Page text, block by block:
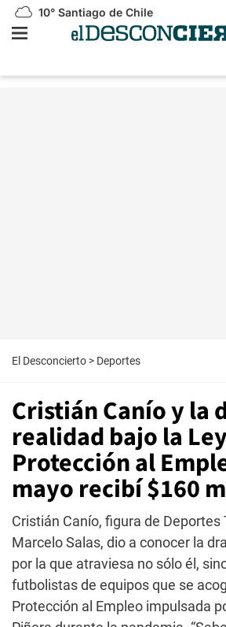
10° Santiago de Chile
El Desconcierto > Deportes
Cristián Canío y la
realidad bajo la
Protección al
mayo recibí $160
Cristián Canío, figura de Deportes
Marcelo Salas, dio a conocer la
por la que atraviesa no sólo él,
futbolistas de equipos que se
Protección al Empleo impulsada